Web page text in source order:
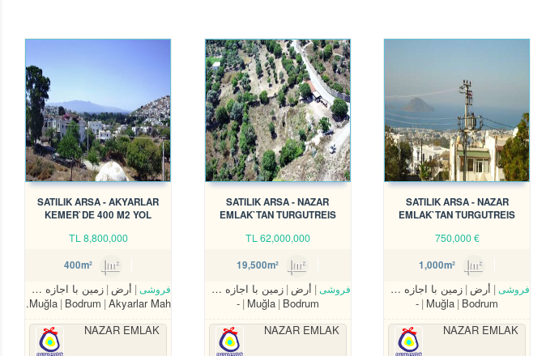
SATILIK ARSA - NAZAR
EMLAK`TAN TURGUTREIS
ARSA REF-2133
€
750,000
فروشی أرض زمین با اجازه ساخت
Muğla Bodrum
-
NAZAR EMLAK
SATILIK ARSA - NAZAR
EMLAK`TAN TURGUTREIS
TARLA REF-2123
TL62,000,000
فروشی أرض زمین با اجازه ساخت
Muğla Bodrum
-
NAZAR EMLAK
SATILIK ARSA - AKYARLAR
KEMER`DE 400 M2 YOL
TL8,800,000
فروشی أرض زمین با اجازه ساخت
Muğla Bodrum Akyarlar Mah.
NAZAR EMLAK